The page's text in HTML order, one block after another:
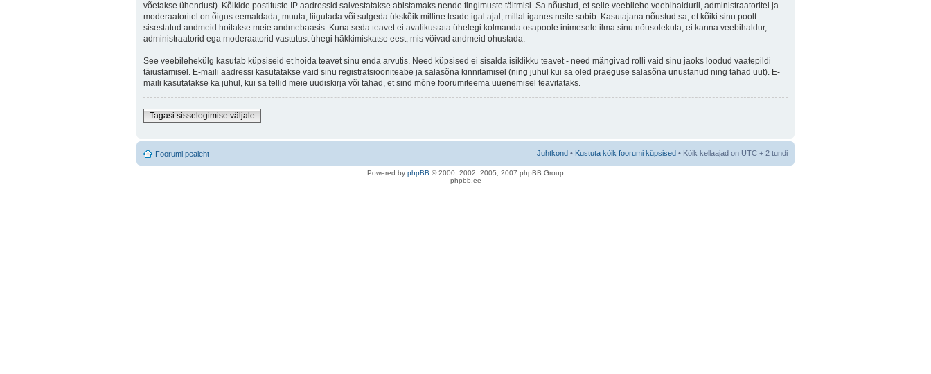
võetakse ühendust). Kõikide postituste IP aadressid salvestatakse abistamaks nende tingimuste täitmisi. Sa nõustud, et selle veebilehe veebihalduril, administraatoritel ja
moderaatoritel on õigus eemaldada, muuta, liigutada või sulgeda ükskõik milline teade igal ajal, millal iganes neile sobib. Kasutajana nõustud sa, et kõiki sinu poolt
sisestatud andmeid hoitakse meie andmebaasis. Kuna seda teavet ei avalikustata ühelegi kolmanda osapoole inimesele ilma sinu nõusolekuta, ei kanna veebihaldur,
administraatorid ega moderaatorid vastutust ühegi häkkimiskatse eest, mis võivad andmeid ohustada.
See veebilehekülg kasutab küpsiseid et hoida teavet sinu enda arvutis. Need küpsised ei sisalda isiklikku teavet - need mängivad rolli vaid sinu jaoks loodud vaatepildi
täiustamisel. E-maili aadressi kasutatakse vaid sinu registratsiooniteabe ja salasõna kinnitamisel (ning juhul kui sa oled praeguse salasõna unustanud ning tahad uut). E-
maili kasutatakse ka juhul, kui sa tellid meie uudiskirja või tahad, et sind mõne foorumiteema uuenemisel teavitataks.
Tagasi sisselogimise väljale
Foorumi pealeht Juhtkond • Kustuta kõik foorumi küpsised • Kõik kellaajad on UTC + 2 tundi
Powered by phpBB © 2000, 2002, 2005, 2007 phpBB Group
phpbb.ee